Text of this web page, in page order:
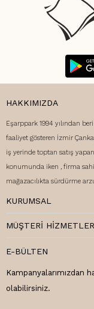
HAKKIMIZDA
Eşarppark 1994 yılından
faaliyet gösteren İzmir
iş yerinde toptan satış
konumunda iken , firma
mağazacılıkta sürdürme
KURUMSAL
MÜŞTERI
E-BÜLTEN
Kampanyalarımızdan
olabilirsiniz.